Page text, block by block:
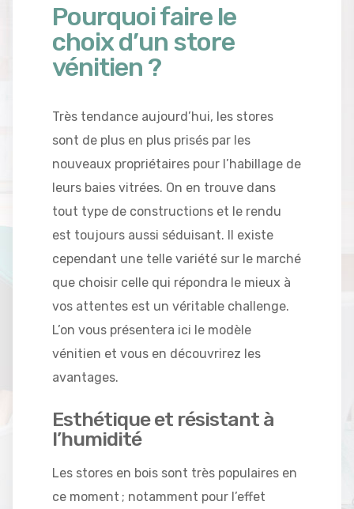
Pourquoi faire le
choix d’un store
vénitien ?
Très tendance aujourd’hui, les stores
sont de plus en plus prisés par les
nouveaux propriétaires pour l’habillage de
leurs baies vitrées. On en trouve dans
tout type de constructions et le rendu
est toujours aussi séduisant. Il existe
cependant une telle variété sur le marché
que choisir celle qui répondra le mieux à
vos attentes est un véritable challenge.
L’on vous présentera ici le modèle
vénitien et vous en découvrirez les
avantages.
Esthétique et résistant à
l’humidité
Les stores en bois sont très populaires en
ce moment ; notamment pour l’effet